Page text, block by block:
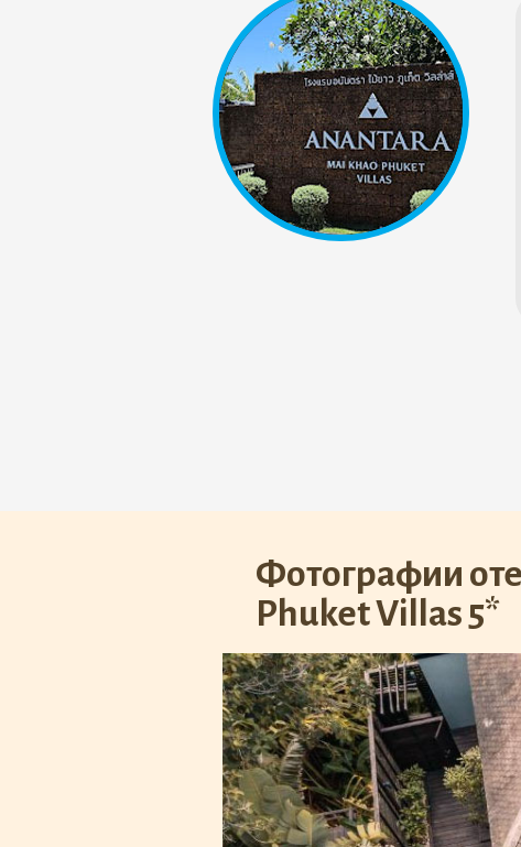
Фотографии
Phuket Villas 5*